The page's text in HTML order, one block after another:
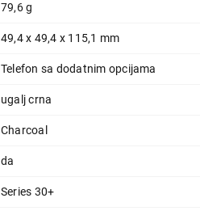
79,6 g
49,4 x 49,4 x 115,1 mm
Telefon sa dodatnim opcijama
ugalj crna
Charcoal
da
Series 30+